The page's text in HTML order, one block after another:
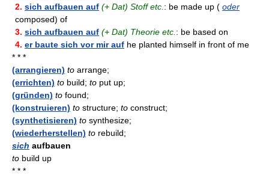
2. sich aufbauen auf (+ Dat) Stoff etc.: be made up ( oder
composed) of
3. sich aufbauen auf (+ Dat) Theorie etc.: be based on
4. er baute sich vor mir auf he planted himself in front of me
* * *
(arrangieren) to arrange;
(errichten) to build; to put up;
(gründen) to found;
(konstruieren) to structure; to construct;
(synthetisieren) to synthesize;
(wiederherstellen) to rebuild;
sich aufbauen
to build up
* * *